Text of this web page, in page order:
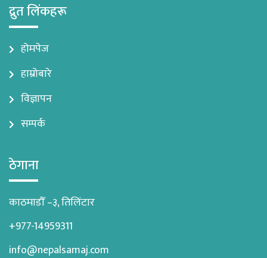
द्रुत लिंकहरू
होमपेज
हाम्रोबारे
विज्ञापन
सम्पर्क
ठेगाना
काठमाडौँ –३, तिलिंटार
+977-14959311
info@nepalsamaj.com